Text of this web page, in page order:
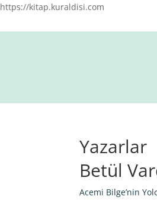
https://kitap.kuraldisi.com
Yazarlar
Betül
Acemi Bilge’nin